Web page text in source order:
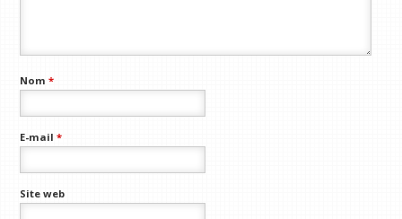
Nom*
E-mail*
Site web